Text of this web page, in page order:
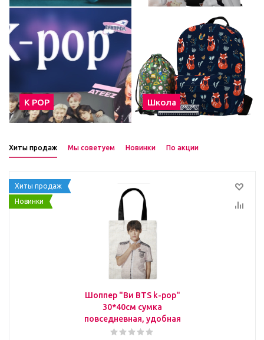
К POP Школа
Хиты продаж Мы советуем Новинки По акции
Хиты продаж
Новинки
Шоппер "Ви BTS k-pop"
30*40см сумка
повседневная, удобная